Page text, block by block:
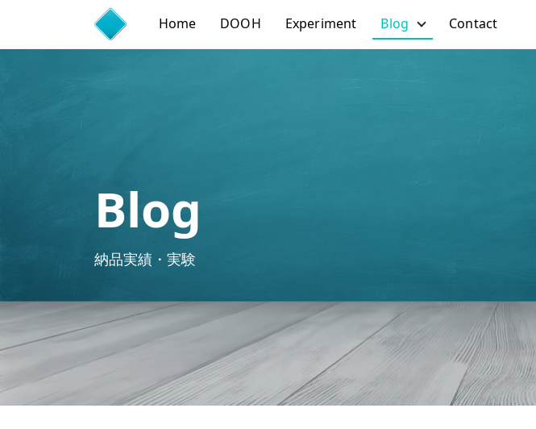
Home DOOH Experiment
Blog
All Posts
Contact
Blog
納品実績・実験